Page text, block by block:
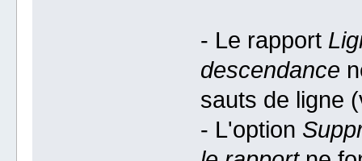
- Le rapport
descendance
sauts de ligne
- L'option